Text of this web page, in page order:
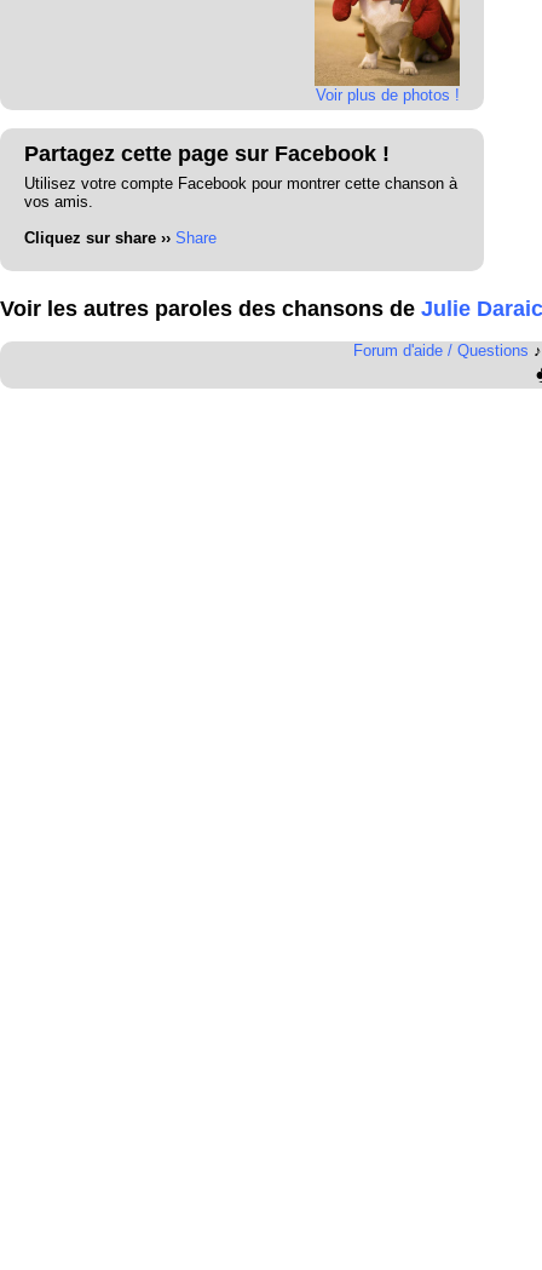
Voir plus de photos !
Partagez cette page sur Facebook !
Utilisez votre compte Facebook pour montrer cette chanson à
vos amis.
Cliquez sur share ›› Share
Voir les autres paroles des chansons de Julie
Forum d'aide / Questions